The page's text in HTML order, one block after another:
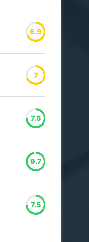
6.9
7
7.5
9.7
7.5